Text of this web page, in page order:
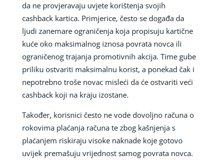
da ne provjeravaju uvjete korištenja svojih
cashback kartica. Primjerice, često se događa da
ljudi zanemare ograničenja koja propisuju kartične
kuće oko maksimalnog iznosa povrata novca ili
ograničenog trajanja promotivnih akcija. Time gube
priliku ostvariti maksimalnu korist, a ponekad čak i
nepotrebno troše novac misleći da će ostvariti veći
cashback koji na kraju izostane.
Također, korisnici često ne vode dovoljno računa o
rokovima plaćanja računa te zbog kašnjenja s
plaćanjem riskiraju visoke naknade koje gotovo
uvijek premašuju vrijednost samog povrata novca.